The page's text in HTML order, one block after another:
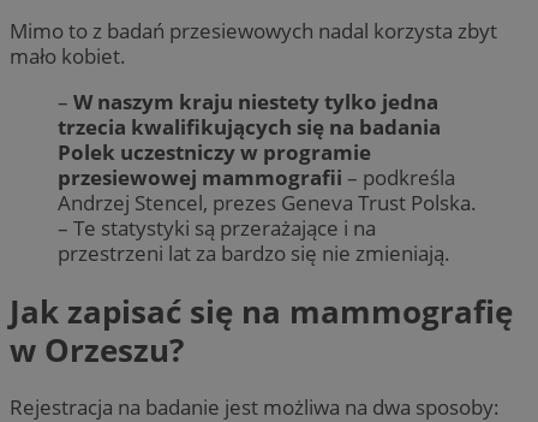
Mimo to z badań przesiewowych nadal korzysta zbyt
mało kobiet.
– W naszym kraju niestety tylko jedna
trzecia kwalifikujących się na badania
Polek uczestniczy w programie
przesiewowej mammografii – podkreśla
Andrzej Stencel, prezes Geneva Trust Polska.
– Te statystyki są przerażające i na
przestrzeni lat za bardzo się nie zmieniają.
Jak zapisać się na mammografię
w Orzeszu?
Rejestracja na badanie jest możliwa na dwa sposoby: